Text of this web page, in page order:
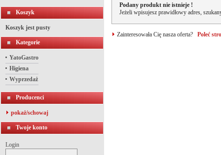
Koszyk
Koszyk jest pusty
Kategorie
YatoGastro
Higiena
Wyprzedaż
Producenci
pokaż/schowaj
Twoje konto
Login
Podany produkt nie istnieje !
Jeżeli wpisujesz prawidłowy adres,
Zainteresowała Cię nasza oferta? Poleć